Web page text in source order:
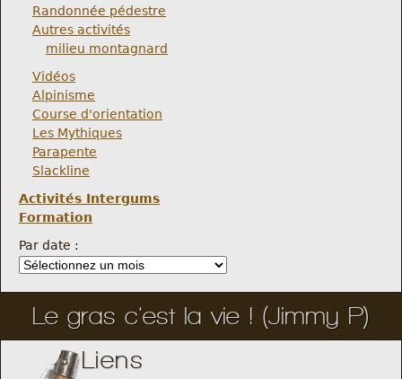
Randonnée pédestre
Autres activités
milieu montagnard
Vidéos
Alpinisme
Course d'orientation
Les Mythiques
Parapente
Slackline
Activités Intergums
Formation
Par date :
Le gras c'est la vie ! (Jimmy P)
Liens